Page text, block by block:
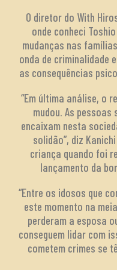
O diretor do With
onde conheci
mudanças nas
onda de criminalidade
as consequências
“Em última análise, o
mudou. As
encaixam nesta
solidão”, diz
criança quando foi
lançamento da
“Entre os idosos que
este momento na
perderam a esposa
conseguem lidar com
cometem crimes se